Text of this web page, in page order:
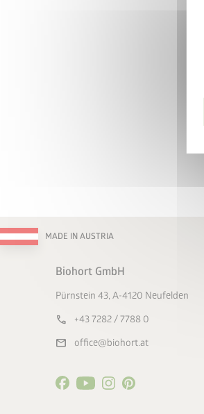
MADE IN AUSTRIA
Biohort GmbH
Pürnstein 43, A-4120 Neufelden
call +43 7282 / 7788 0
mail office@biohort.at